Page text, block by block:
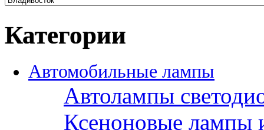
Категории
Автомобильные лампы
Автолампы
Ксеноновые лампы